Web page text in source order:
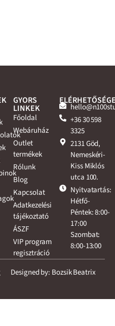
GYORS
LINKEK
Főoldal
Webáruház
Outlet
termékek
Rólunk
Blog
Kapcsolat
Adatkezelési
tájékoztató
ÁSZF
VIP program
regisztráció
+36 30 598
3325
2131 Göd,
Nemeskéri-
Kiss Miklós
utca 100.
Nyitvatartás:
Hétfő-
Péntek: 8:00-
17:00
Szombat:
8:00-13:00
Designed by: Bozsik Beatrix